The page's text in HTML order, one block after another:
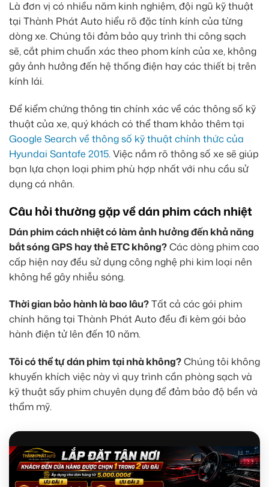
Là đơn vị có nhiều năm kinh nghiệm, đội ngũ kỹ thuật
tại Thành Phát Auto hiểu rõ đặc tính kính của từng
dòng xe. Chúng tôi đảm bảo quy trình thi công sạch
sẽ, cắt phim chuẩn xác theo phom kính của xe, không
gây ảnh hưởng đến hệ thống điện hay các thiết bị trên
kính lái.
Để kiểm chứng thông tin chính xác về các thông số kỹ
thuật của xe, quý khách có thể tham khảo thêm tại
Google Search về thông số kỹ thuật chính thức của
Hyundai Santafe 2015. Việc nắm rõ thông số xe sẽ giúp
bạn lựa chọn loại phim phù hợp nhất với nhu cầu sử
dụng cá nhân.
Câu hỏi thường gặp về dán phim cách nhiệt
Dán phim cách nhiệt có làm ảnh hưởng đến khả năng
bắt sóng GPS hay thẻ ETC không?Các dòng phim cao
cấp hiện nay đều sử dụng công nghệ phi kim loại nên
không hề gây nhiễu sóng.
Thời gian bảo hành là bao lâu?Tất cả các gói phim
chính hãng tại Thành Phát Auto đều đi kèm gói bảo
hành điện tử lên đến 10 năm.
Tôi có thể tự dán phim tại nhà không?Chúng tôi không
khuyến khích việc này vì quy trình cần phòng sạch và
kỹ thuật sấy phim chuyên dụng để đảm bảo độ bền và
thẩm mỹ.